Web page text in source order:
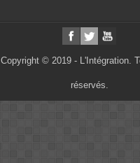
Copyright © 2019 - L'Intégration.
réservés.